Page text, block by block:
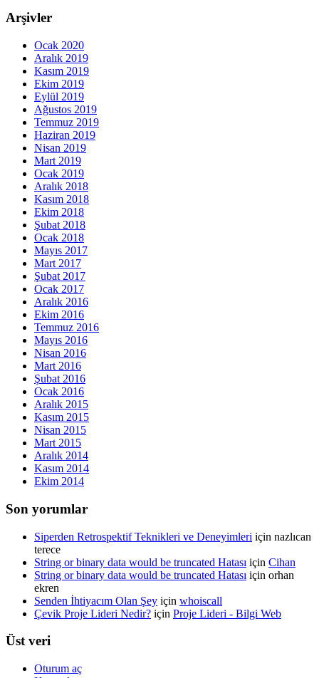
Arşivler
Ocak 2020
Aralık 2019
Kasım 2019
Ekim 2019
Eylül 2019
Ağustos 2019
Temmuz 2019
Haziran 2019
Nisan 2019
Mart 2019
Ocak 2019
Aralık 2018
Kasım 2018
Ekim 2018
Şubat 2018
Ocak 2018
Mayıs 2017
Mart 2017
Şubat 2017
Ocak 2017
Aralık 2016
Ekim 2016
Temmuz 2016
Mayıs 2016
Nisan 2016
Mart 2016
Şubat 2016
Ocak 2016
Aralık 2015
Kasım 2015
Nisan 2015
Mart 2015
Aralık 2014
Kasım 2014
Ekim 2014
Son yorumlar
Siperden Retrospektif Teknikleri ve Deneyimleri için nazlıcan
terece
String or binary data would be truncated Hatası için Cihan
String or binary data would be truncated Hatası için orhan
ekren
Senden İhtiyacım Olan Şey için whoiscall
Çevik Proje Lideri Nedir? için Proje Lideri - Bilgi Web
Üst veri
Oturum aç